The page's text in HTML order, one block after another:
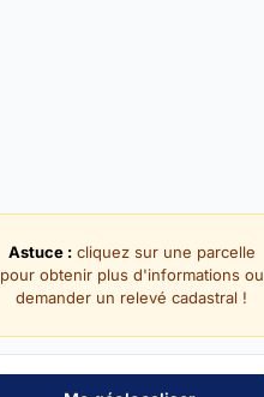
Astuce :cliquez sur une parcelle
pour obtenir plus d'informations ou
demander un relevé cadastral !